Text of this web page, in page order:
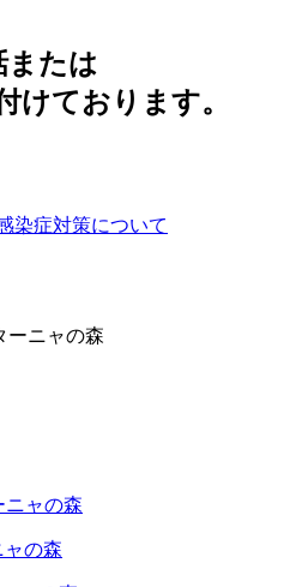
または
けております。
染症対策について